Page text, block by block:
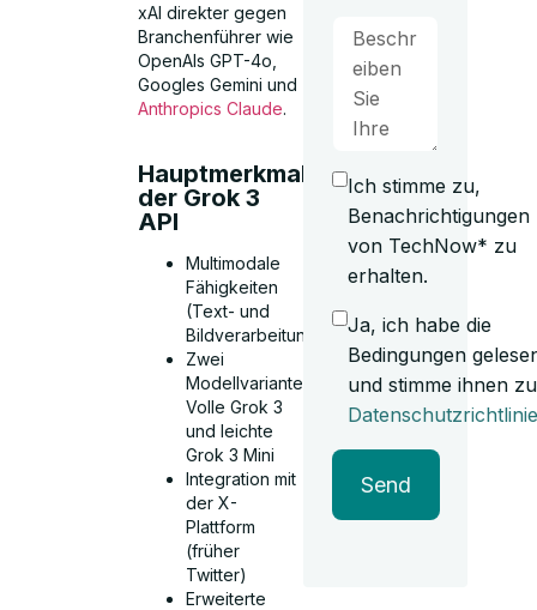
xAI direkter gegen
Branchenführer wie
OpenAIs GPT-4o,
Googles Gemini und
Anthropics Claude.
Hauptmerkmale
der Grok 3
API
Multimodale
Fähigkeiten
(Text- und
Bildverarbeitung)
Zwei
Modellvarianten:
Volle Grok 3
und leichte
Grok 3 Mini
Integration mit
der X-
Plattform
(früher
Twitter)
Erweiterte
Ich stimme zu,
Benachrichtigungen
von TechNow* zu
erhalten.
Ja, ich habe die
Bedingungen
und stimme ihnen
Datenschutzrichtlinie
Send